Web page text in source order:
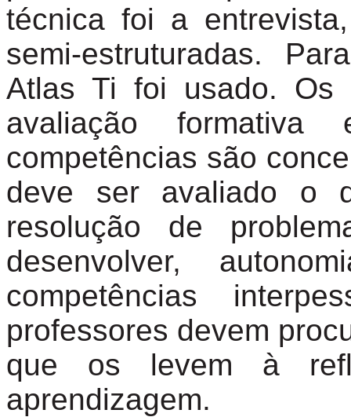
técnica foi a
semi-estruturadas.
Atlas Ti foi usado. Os
avaliação
competências são
deve ser avaliado o
resolução de
desenvolver,
competências
professores devem
que os levem à
aprendizagem.